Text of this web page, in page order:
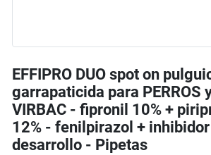
EFFIPRO DUO spot on
garrapaticida para PERROS
VIRBAC - fipronil 10% +
12% - fenilpirazol + inhibidor
desarrollo - Pipetas